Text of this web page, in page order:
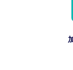
培养您的员工应